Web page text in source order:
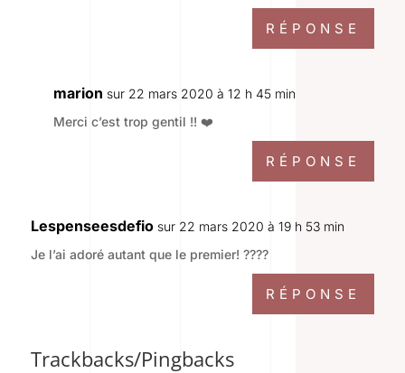
RÉPONSE
marion sur 22 mars 2020 à 12 h 45 min
Merci c’est trop gentil !! ❤️
RÉPONSE
Lespenseesdefio sur 22 mars 2020 à 19 h 53 min
Je l’ai adoré autant que le premier! ????
RÉPONSE
Trackbacks/Pingbacks